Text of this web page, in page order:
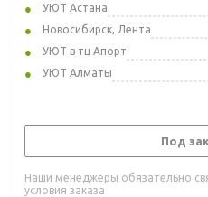
УЮТ Астана
Новосибирск, Лента
УЮТ в тц Апорт
УЮТ Алматы
Под
Наши менеджеры обязательно
условия заказа